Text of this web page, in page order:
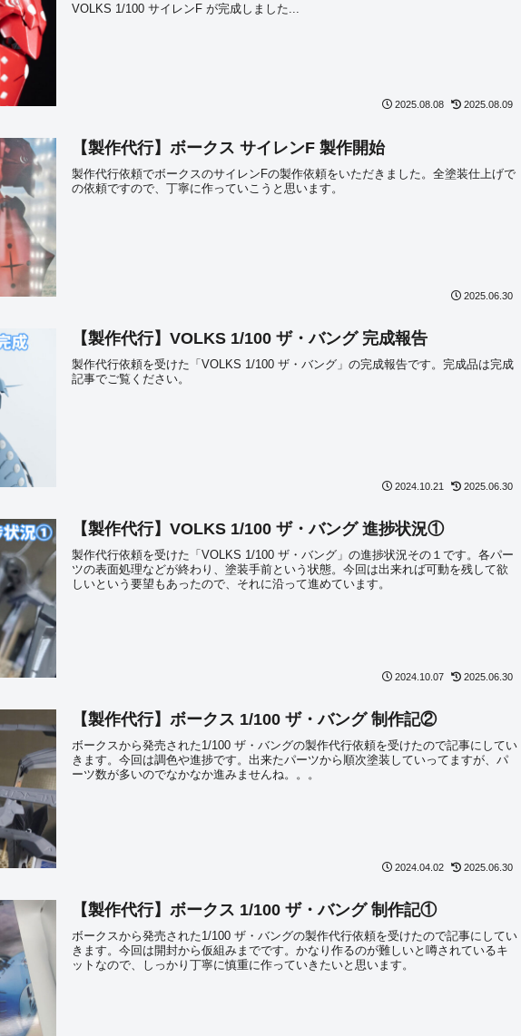
VOLKS 1/100 サイレンF が完成しました...
2025.08.08 2025.08.09
【製作代行】ボークス サイレンF 製作開始
製作代行依頼でボークスのサイレンFの製作依頼をいただきました。全塗装仕上げで
の依頼ですので、丁寧に作っていこうと思います。
2025.06.30
【製作代行】VOLKS 1/100 ザ・バング 完成報告
製作代行依頼を受けた「VOLKS 1/100 ザ・バング」の完成報告です。完成品は完成
記事でご覧ください。
2024.10.21 2025.06.30
【製作代行】VOLKS 1/100 ザ・バング 進捗状況①
製作代行依頼を受けた「VOLKS 1/100 ザ・バング」の進捗状況その１です。各パー
ツの表面処理などが終わり、塗装手前という状態。今回は出来れば可動を残して欲
しいという要望もあったので、それに沿って進めています。
2024.10.07 2025.06.30
【製作代行】ボークス 1/100 ザ・バング 制作記②
ボークスから発売された1/100 ザ・バングの製作代行依頼を受けたので記事にしてい
きます。今回は調色や進捗です。出来たパーツから順次塗装していってますが、パ
ーツ数が多いのでなかなか進みませんね。。。
2024.04.02 2025.06.30
【製作代行】ボークス 1/100 ザ・バング 制作記①
ボークスから発売された1/100 ザ・バングの製作代行依頼を受けたので記事にしてい
きます。今回は開封から仮組みまでです。かなり作るのが難しいと噂されているキ
ットなので、しっかり丁寧に慎重に作っていきたいと思います。